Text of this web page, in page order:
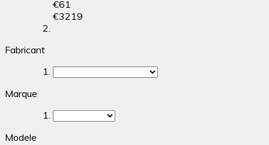
€61
€3219
Fabricant
Marque
Modele